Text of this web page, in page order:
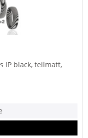
IP black, teilmatt,